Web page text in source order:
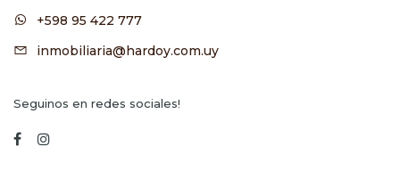
+598 95 422 777
inmobiliaria@hardoy.com.uy
Seguinos en redes sociales!